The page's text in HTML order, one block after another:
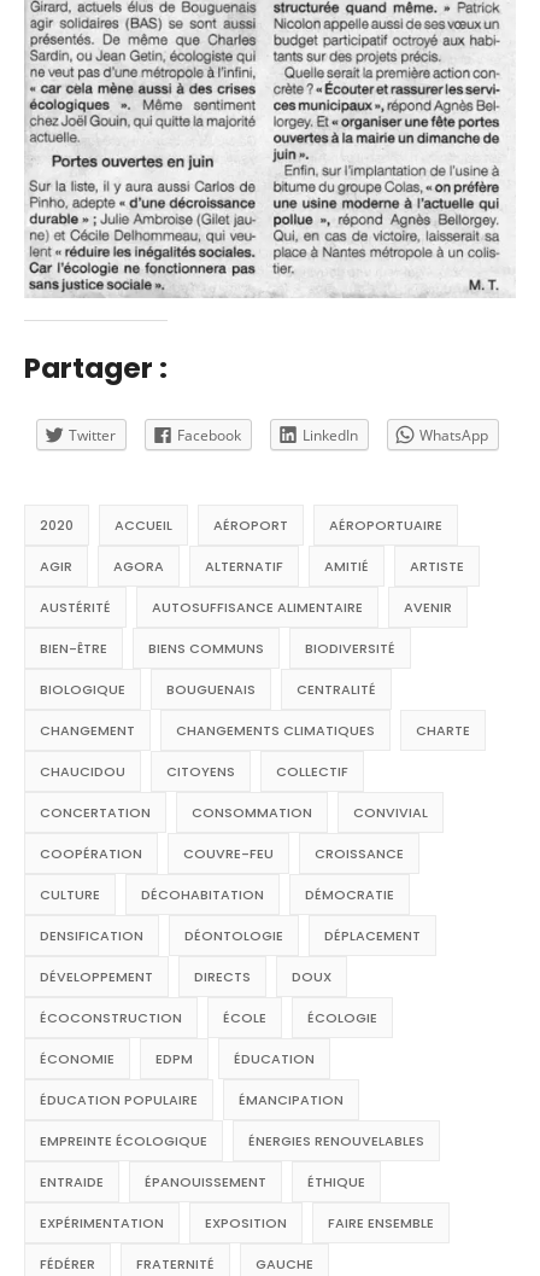
Partager :
Twitter Facebook LinkedIn WhatsApp
2020 ACCUEIL AÉROPORT AÉROPORTUAIRE
AGIR AGORA ALTERNATIF AMITIÉ ARTISTE
AUSTÉRITÉ AUTOSUFFISANCE ALIMENTAIRE AVENIR
BIEN-ÊTRE BIENS COMMUNS BIODIVERSITÉ
BIOLOGIQUE BOUGUENAIS CENTRALITÉ
CHANGEMENT CHANGEMENTS CLIMATIQUES CHARTE
CHAUCIDOU CITOYENS COLLECTIF
CONCERTATION CONSOMMATION CONVIVIAL
COOPÉRATION COUVRE-FEU CROISSANCE
CULTURE DÉCOHABITATION DÉMOCRATIE
DENSIFICATION DÉONTOLOGIE DÉPLACEMENT
DÉVELOPPEMENT DIRECTS DOUX
ÉCOCONSTRUCTION ÉCOLE ÉCOLOGIE
ÉCONOMIE EDPM ÉDUCATION
ÉDUCATION POPULAIRE ÉMANCIPATION
EMPREINTE ÉCOLOGIQUE ÉNERGIES RENOUVELABLES
ENTRAIDE ÉPANOUISSEMENT ÉTHIQUE
EXPÉRIMENTATION EXPOSITION FAIRE ENSEMBLE
FÉDÉRER FRATERNITÉ GAUCHE